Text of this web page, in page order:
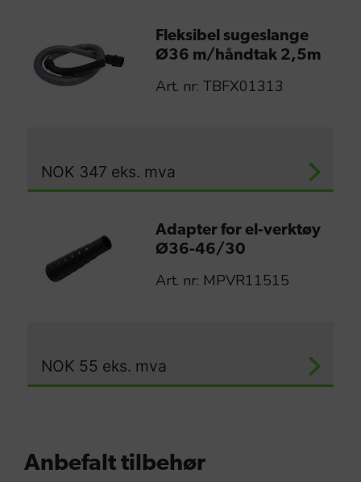
Fleksibel sugeslange
Ø36 m/håndtak 2,5m
Art. nr: TBFX01313
NOK 347 eks. mva
Adapter for el-verktøy
Ø36-46/30
Art. nr: MPVR11515
NOK 55 eks. mva
Anbefalt tilbehør